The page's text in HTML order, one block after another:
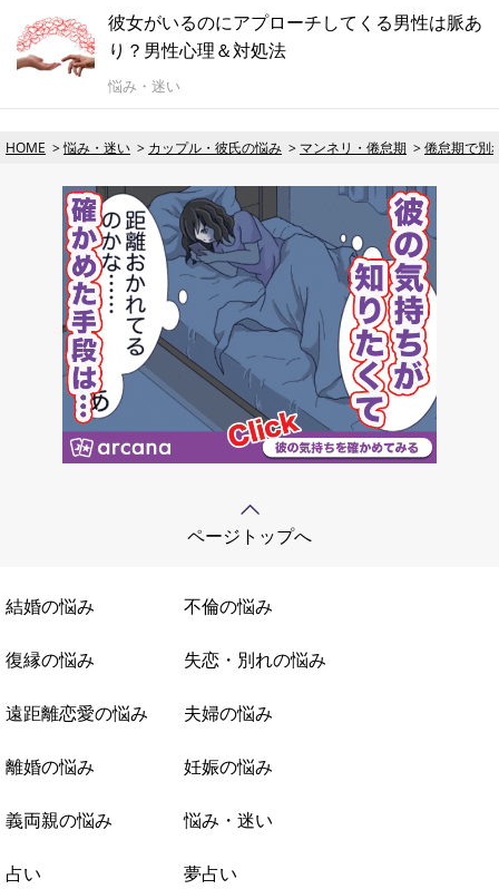
彼女がいるのにアプローチしてくる男性は脈あ
り？男性心理＆対処法
悩み・迷い
HOME 悩み・迷い カップル・彼氏の悩み マンネリ・倦怠期 倦怠期で別
ページトップへ
結婚の悩み 不倫の悩み
復縁の悩み 失恋・別れの悩み
遠距離恋愛の悩み 夫婦の悩み
離婚の悩み 妊娠の悩み
義両親の悩み 悩み・迷い
占い 夢占い